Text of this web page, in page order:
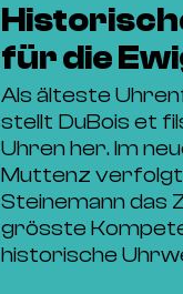
für die
Als älteste
stellt DuBois et
Uhren her. Im
Muttenz verfolgt
Steinemann das
grösste
historische